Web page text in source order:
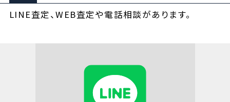
LINE査定、WEB査定や電話相談があります。